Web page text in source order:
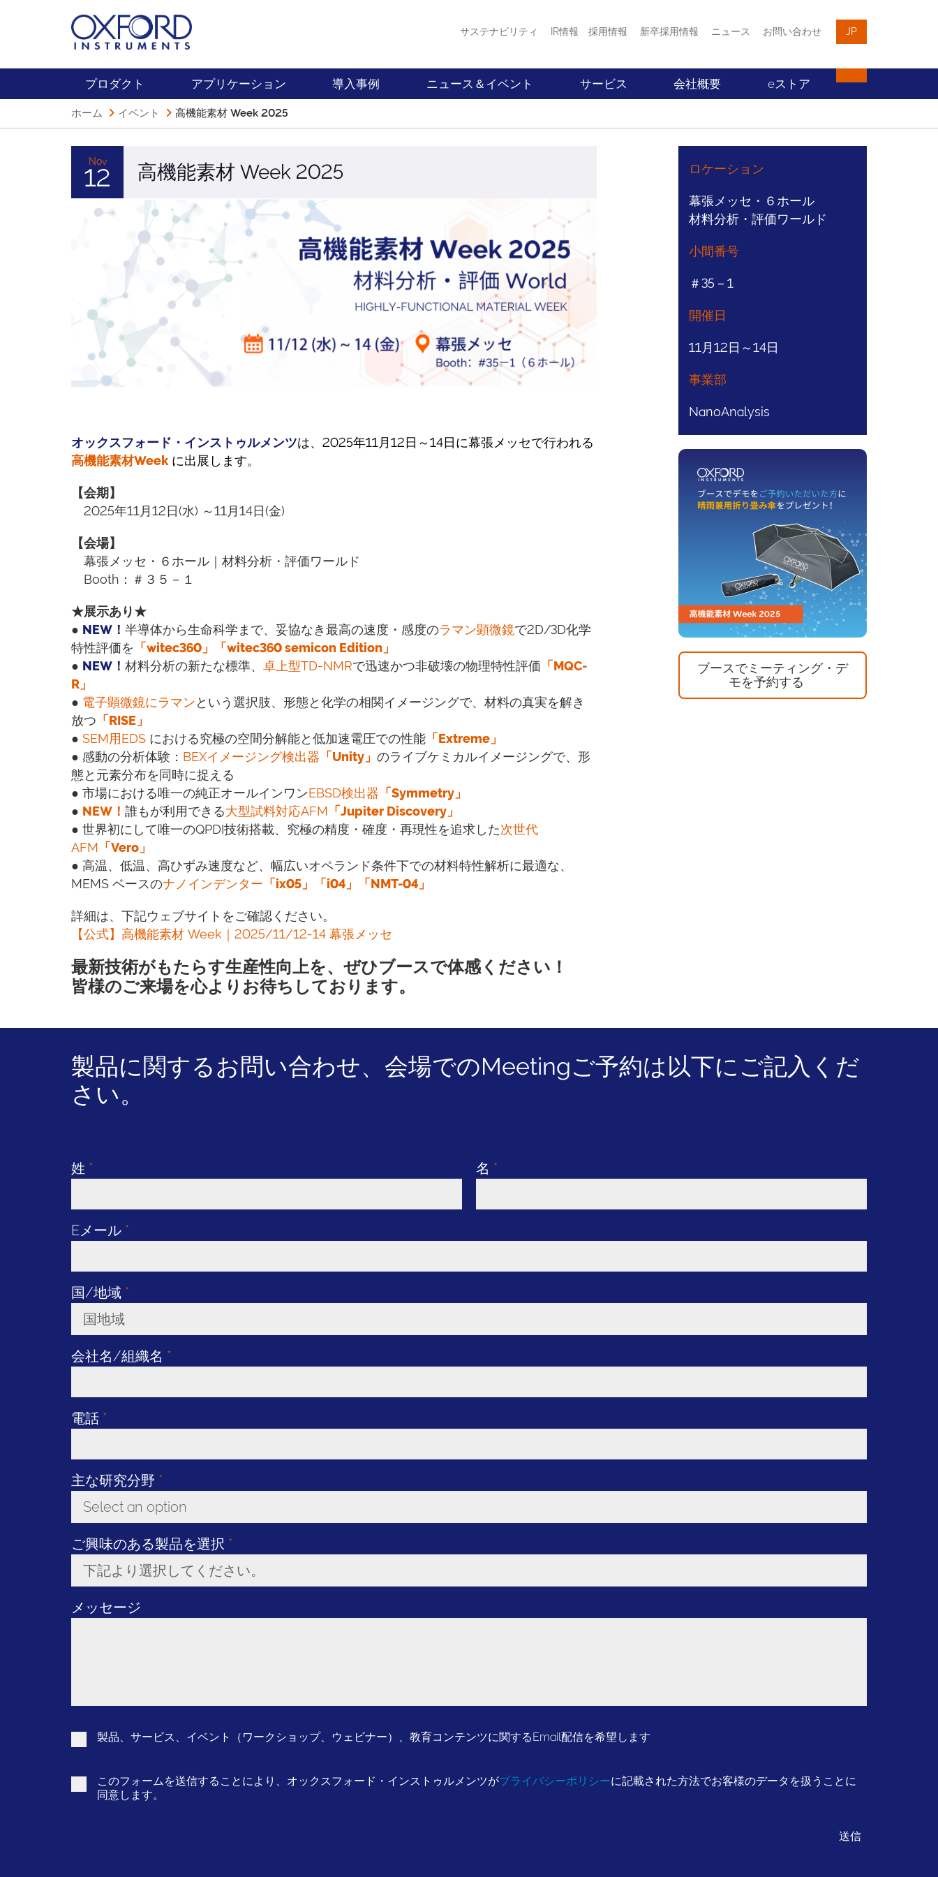
サステナビリティ IR情報 採用情報 新卒採用情報 ニュース お問い合わせ JP
プロダクト アプリケーション 導入事例 ニュース＆イベント サービス 会社概要 eストア
ホーム イベント 高機能素材 Week 2025
Nov
12 高機能素材 Week 2025
オックスフォード・インストゥルメンツは、2025年11月12日～14日に幕張メッセで行われる
高機能素材Week に出展します。
【会期】
2025年11月12日(水) ～11月14日(金)
【会場】
幕張メッセ・６ホール｜材料分析・評価ワールド
Booth：＃３５－１
★展示あり★
● NEW！ 半導体から生命科学まで、妥協なき最高の速度・感度のラマン顕微鏡で2D/3D化学
特性評価を 「witec360」「witec360 semicon Edition」
● NEW！ 材料分析の新たな標準、 卓上型TD-NMRで迅速かつ非破壊の物理特性評価 「MQC-
R」
● 電子顕微鏡にラマンという選択肢、形態と化学の相関イメージングで、材料の真実を解き
放つ 「RISE」
● SEM用EDS における究極の空間分解能と低加速電圧での性能 「Extreme」
● 感動の分析体験： BEXイメージング検出器 「Unity」 のライブケミカルイメージングで、形
態と元素分布を同時に捉える
● 市場における唯一の純正オールインワンEBSD検出器 「Symmetry」
● NEW！ 誰もが利用できる大型試料対応AFM 「Jupiter Discovery」
● 世界初にして唯一のQPDI技術搭載、究極の精度・確度・再現性を追求した次世代
AFM 「Vero」
● 高温、低温、高ひずみ速度など、幅広いオペランド条件下での材料特性解析に最適な、
MEMS ベースのナノインデンター 「ix05」 「i04」 「NMT-04」
詳細は、下記ウェブサイトをご確認ください。
【公式】高機能素材 Week｜2025/11/12-14 幕張メッセ
最新技術がもたらす生産性向上を、ぜひブースで体感ください！
皆様のご来場を心よりお待ちしております。
ロケーション
幕張メッセ・６ホール
材料分析・評価ワールド
小間番号
＃35－1
開催日
11月12日～14日
事業部
NanoAnalysis
ブースでミーティング・デ
モを予約する
製品に関するお問い合わせ、会場でのMeetingご予約は以下にご記入くだ
さい。
姓 * 名 *
Eメール *
国/地域 *
国地域
Toggle Dropdown
会社名/組織名 *
電話 *
主な研究分野 *
Select an option
Toggle Dropdown
ご興味のある製品を選択 *
下記より選択してください。
Toggle Dropdown
メッセージ
製品、サービス、イベント（ワークショップ、ウェビナー）、教育コンテンツに関するEmail配信を希望します
このフォームを送信することにより、オックスフォード・インストゥルメンツがプライバシーポリシーに記載された方法でお客様のデータを扱うことに
同意します。